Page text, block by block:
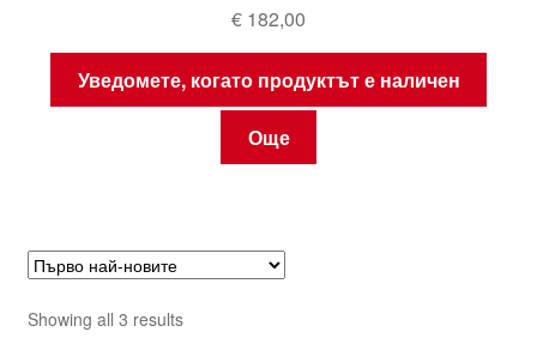
€ 182,00
Уведомете, когато продуктът е наличен
Още
Showing all 3 resultsSorted